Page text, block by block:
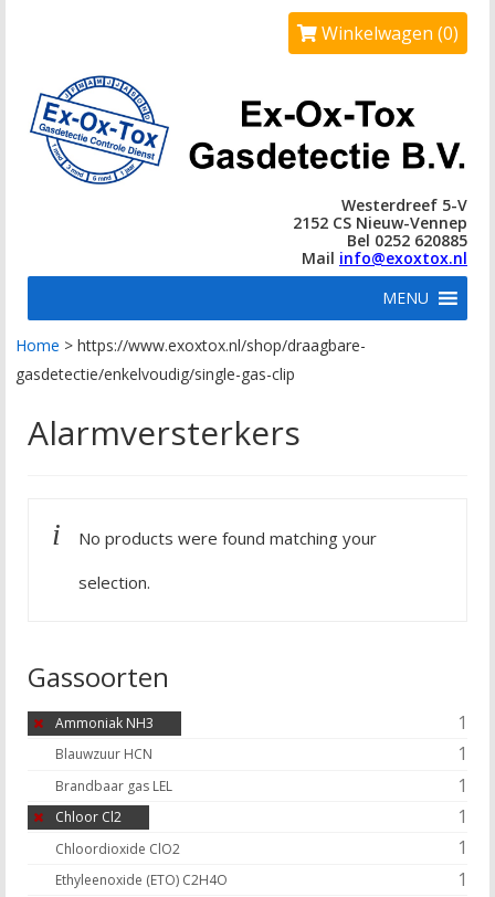
Winkelwagen (0)
Westerdreef 5-V
2152 CS Nieuw-Vennep
Bel 0252 620885
Mail info@exoxtox.nl
MENU
Home > https://www.exoxtox.nl/shop/draagbare-
gasdetectie/enkelvoudig/single-gas-clip
Alarmversterkers
No products were found matching your
selection.
Gassoorten
Ammoniak NH3 1
Blauwzuur HCN 1
Brandbaar gas LEL 1
Chloor Cl2 1
Chloordioxide ClO2 1
Ethyleenoxide (ETO) C2H4O 1